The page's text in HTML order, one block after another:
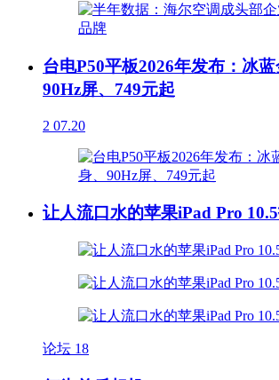
台电P50平板2026年发布：冰蓝
90Hz屏、749元起
2 07.20
让人流口水的苹果iPad Pro
论坛 18